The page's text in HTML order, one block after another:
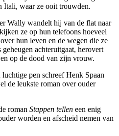
Itali, waar ze ooit trouwden.
Wally wandelt hij van de flat naar
ze op hun telefoons hoeveel
hun leven en de wegen die ze
achteruitgaat, herovert
op de dood van zijn vrouw.
pen schreef Henk Spaan
de leukste roman over ouder
roman Stappen tellen een enig
worden en afscheid nemen van